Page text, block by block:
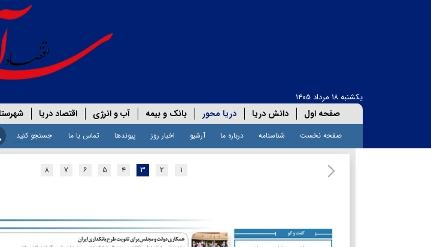
یکشنبه ۱۸ مرداد ۱۴۰۵
صفحه اول دانش دریا دریا محور بانک و بیمه آب و انرژی اقتصاد دریا
صفحه نخست شناسنامه درباره ما آرشیو اخبار روز پیوندها تماس با ما
۱ ۲ ۳ ۴ ۵ ۶ ۷ ۸